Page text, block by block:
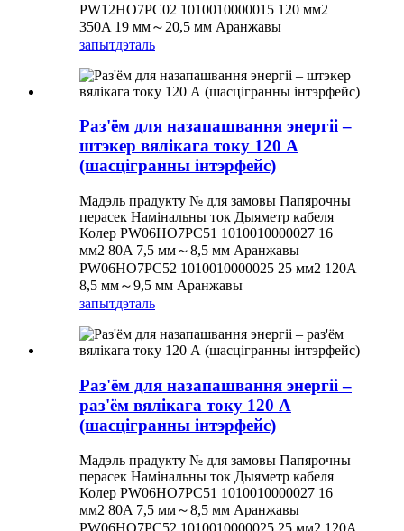
PW12HO7PC02 1010010000015 120 мм2
350A 19 мм～20,5 мм Аранжавы
запытдэталь
Раз'ём для назапашвання энергіі –
штэкер вялікага току 120 А
(шасцігранны інтэрфейс)
Мадэль прадукту № для замовы Папярочны
перасек Намінальны ток Дыяметр кабеля
Колер PW06HO7PC51 1010010000027 16
мм2 80A 7,5 мм～8,5 мм Аранжавы
PW06HO7PC52 1010010000025 25 мм2 120A
8,5 мм～9,5 мм Аранжавы
запытдэталь
Раз'ём для назапашвання энергіі –
раз'ём вялікага току 120 А
(шасцігранны інтэрфейс)
Мадэль прадукту № для замовы Папярочны
перасек Намінальны ток Дыяметр кабеля
Колер PW06HO7PC51 1010010000027 16
мм2 80A 7,5 мм～8,5 мм Аранжавы
PW06HO7PC52 1010010000025 25 мм2 120A